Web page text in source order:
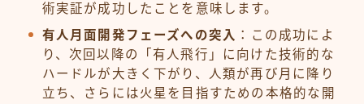
術実証が成功したことを意味します。
有人月面開発フェーズへの突入 ：この成功によ
り、次回以降の「有人飛行」に向けた技術的な
ハードルが大きく下がり、人類が再び月に降り
立ち、さらには火星を目指すための本格的な開